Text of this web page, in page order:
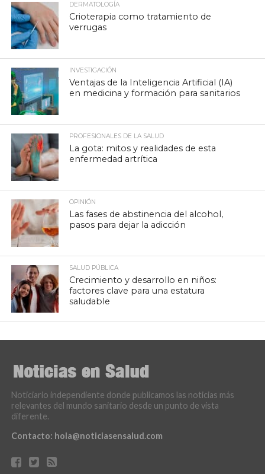
DERMATOLOGÍA
Crioterapia como tratamiento de
verrugas
INVESTIGACIÓN
Ventajas de la Inteligencia Artificial (IA)
en medicina y formación para sanitarios
PROFESIONALES DE LA SALUD
La gota: mitos y realidades de esta
enfermedad artrítica
OPINIÓN
Las fases de abstinencia del alcohol,
pasos para dejar la adicción
SALUD PÚBLICA
Crecimiento y desarrollo en niños:
factores clave para una estatura
saludable
Noticiario independiente donde publicamos las noticias más
relevantes del mundo sanitario desde un punto de vista
diferente.
Contacto: hola@noticiasensalud.com